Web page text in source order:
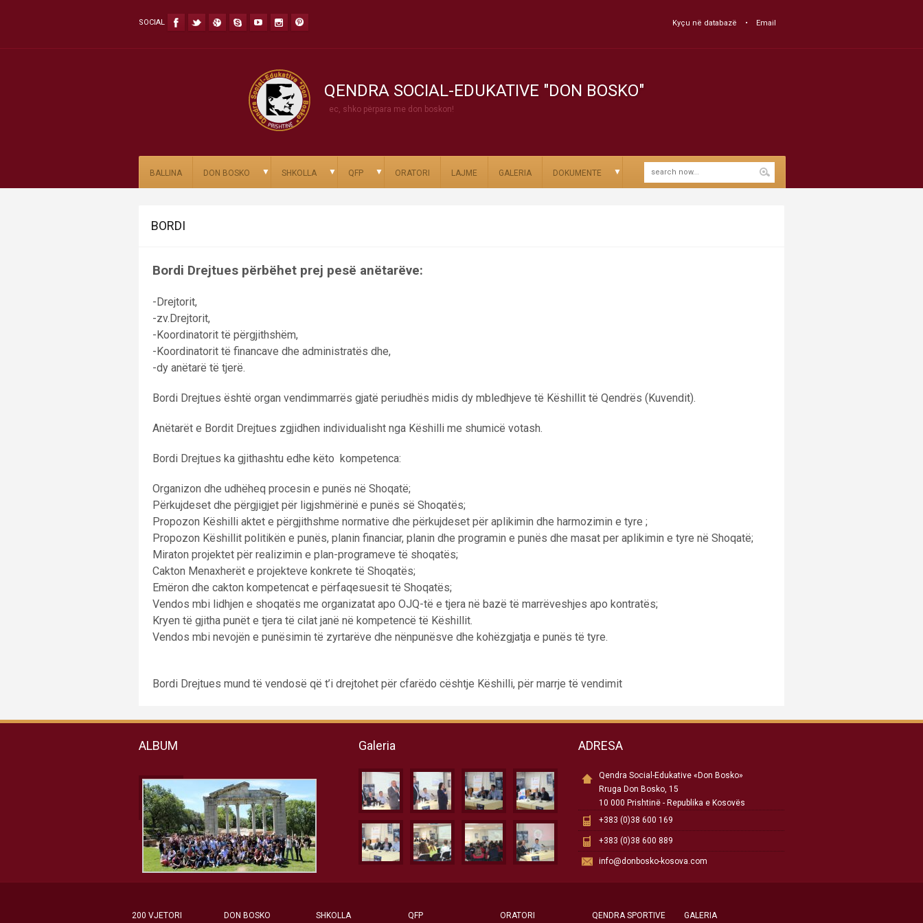
SOCIAL Kyçu në databazë Email
QENDRA SOCIAL-EDUKATIVE "DON BOSKO"
ec, shko përpara me don boskon!
BALLINA DON BOSKO ▼ SHKOLLA ▼ QFP ▼ ORATORI LAJME GALERIA DOKUMENTE ▼
BORDI
Bordi Drejtues përbëhet prej pesë anëtarëve:
-Drejtorit,
-zv.Drejtorit,
-Koordinatorit të përgjithshëm,
-Koordinatorit të financave dhe administratës dhe,
-dy anëtarë të tjerë.
Bordi Drejtues është organ vendimmarrës gjatë periudhës midis dy mbledhjeve të Këshillit të Qendrës (Kuvendit).
Anëtarët e Bordit Drejtues zgjidhen individualisht nga Këshilli me shumicë votash.
Bordi Drejtues ka gjithashtu edhe këto kompetenca:
Organizon dhe udhëheq procesin e punës në Shoqatë;
Përkujdeset dhe përgjigjet për ligjshmërinë e punës së Shoqatës;
Propozon Këshilli aktet e përgjithshme normative dhe përkujdeset për aplikimin dhe harmozimin e tyre ;
Propozon Këshillit politikën e punës, planin financiar, planin dhe programin e punës dhe masat per aplikimin e tyre në Shoqatë;
Miraton projektet për realizimin e plan-programeve të shoqatës;
Cakton Menaxherët e projekteve konkrete të Shoqatës;
Emëron dhe cakton kompetencat e përfaqesuesit të Shoqatës;
Vendos mbi lidhjen e shoqatës me organizatat apo OJQ-të e tjera në bazë të marrëveshjes apo kontratës;
Kryen të gjitha punët e tjera të cilat janë në kompetencë të Këshillit.
Vendos mbi nevojën e punësimin të zyrtarëve dhe nënpunësve dhe kohëzgjatja e punës të tyre.
Bordi Drejtues mund të vendosë që t’i drejtohet për cfarëdo cështje Këshilli, për marrje të vendimit
ALBUM Galeria ADRESA
Qendra Social-Edukative «Don Bosko»
Rruga Don Bosko, 15
10 000 Prishtinë - Republika e Kosovës
+383 (0)38 600 169
+383 (0)38 600 889
info@donbosko-kosova.com
200 VJETORI DON BOSKO SHKOLLA QFP ORATORI QENDRA SPORTIVE GALERIA